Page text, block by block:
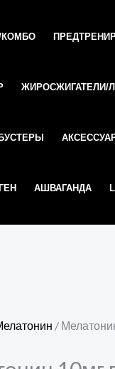
КОМБО
ЖИРОСЖИГАТЕЛИ/
АШВАГАНДА
/